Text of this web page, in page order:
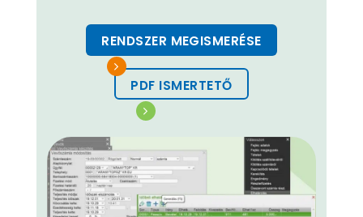
RENDSZER MEGISMERÉSE
PDF ISMERTETŐ